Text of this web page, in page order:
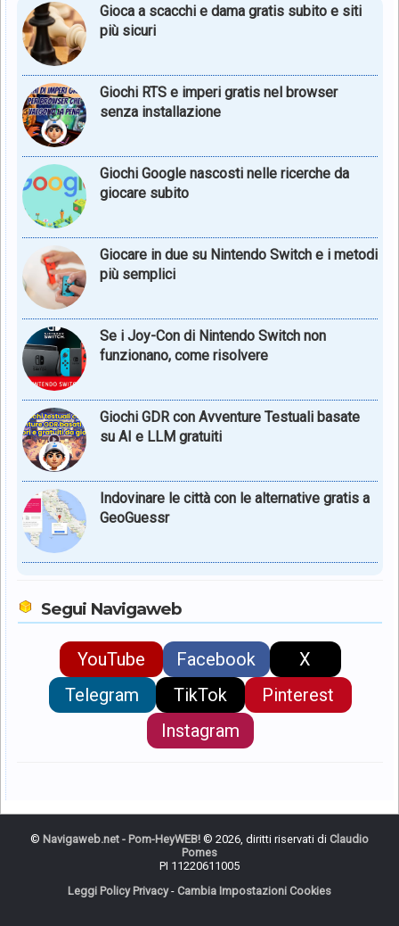
Gioca a scacchi e dama gratis subito e siti
più sicuri
Giochi RTS e imperi gratis nel browser
senza installazione
Giochi Google nascosti nelle ricerche da
giocare subito
Giocare in due su Nintendo Switch e i metodi
più semplici
Se i Joy-Con di Nintendo Switch non
funzionano, come risolvere
Giochi GDR con Avventure Testuali basate
su AI e LLM gratuiti
Indovinare le città con le alternative gratis a
GeoGuessr
Segui Navigaweb
YouTube Facebook
X
Telegram
TikTok
Pinterest
Instagram
© Navigaweb.net - Pom-HeyWEB! © 2026, diritti riservati di Claudio
Pomes
PI 11220611005
Leggi Policy Privacy- Cambia Impostazioni Cookies